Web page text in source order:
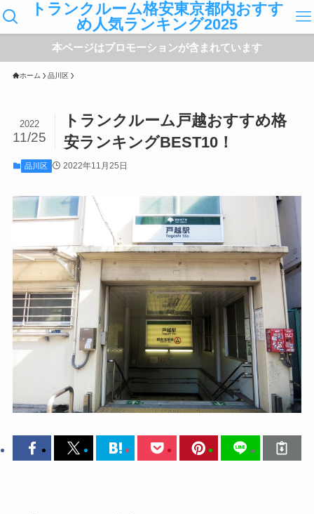
トランクルーム格安東京都内おすす
め人気ランキング2025
本ページはプロモーションが含まれています
ホーム 品川区
トランクルーム戸越おすすめ格
安ランキングBEST10！
2022
11/25
品川区 2022年11月25日